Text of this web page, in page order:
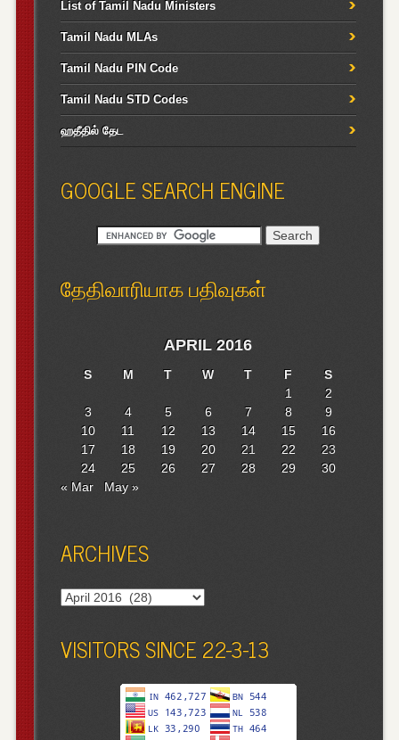
List of Tamil Nadu Ministers
Tamil Nadu MLAs
Tamil Nadu PIN Code
Tamil Nadu STD Codes
ஹதீதில் தேட
GOOGLE SEARCH ENGINE
தேதிவாரியாக பதிவுகள்
APRIL 2016
S M T W T F
S
1
2
3
4 5 6 7 8
9
10
11 12 13 14 15
16
17
18 19 20 21 22
23
24
25 26 27 28 29
30
« Mar
May »
ARCHIVES
Archives
VISITORS SINCE 22-3-13